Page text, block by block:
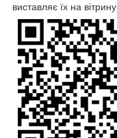
виставляє їх на вітрину